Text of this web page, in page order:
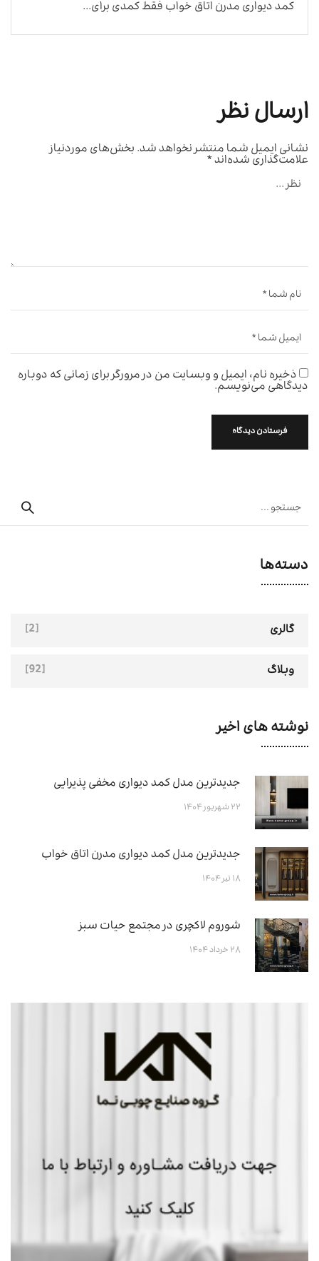
کمد دیواری مدرن اتاق خواب فقط کمدی برای...
ارسال نظر
نشانی ایمیل شما منتشر نخواهد شد.بخش‌های موردنیاز
علامت‌گذاری شده‌اند*
ذخیره نام، ایمیل و وبسایت من در مرورگر برای زمانی که دوباره
دیدگاهی می‌نویسم.
دسته‌ها
گالری [2]
وبلاگ [92]
نوشته های اخیر
جدیدترین مدل کمد دیواری مخفی پذیرایی
۲۲ شهریور ۱۴۰۴
جدیدترین مدل کمد دیواری مدرن اتاق خواب
۱۸ تیر ۱۴۰۴
شوروم لاکچری در مجتمع حیات سبز
۲۸ خرداد ۱۴۰۴